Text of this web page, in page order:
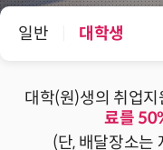
일반 대학생
대학(원)생의 취업
료를
(단, 배달장소는